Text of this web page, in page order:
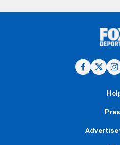
Advertise